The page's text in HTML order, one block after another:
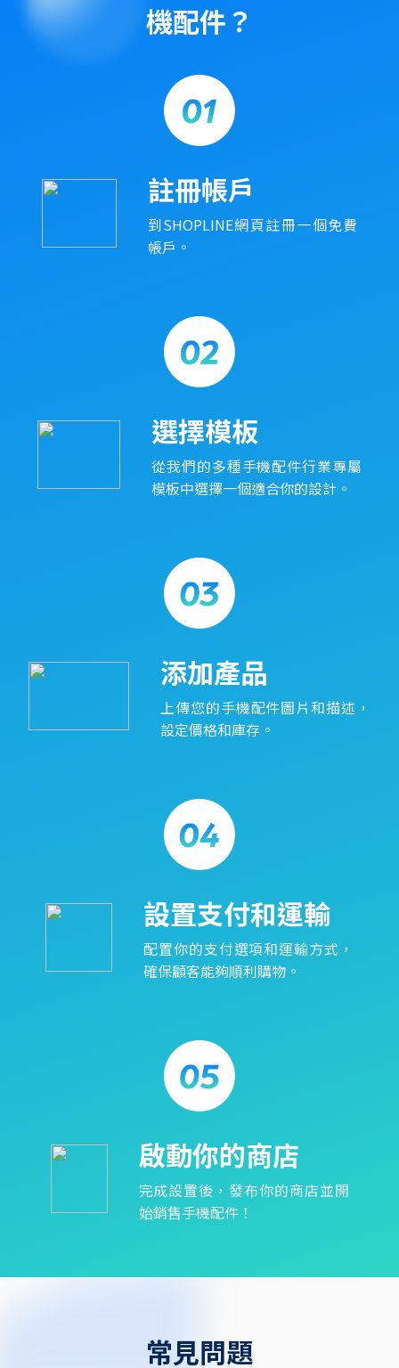
機配件？
註冊帳戶
到SHOPLINE網頁註冊一個免費
帳戶。
選擇模板
從我們的多種手機配件行業專屬
模板中選擇一個適合你的設計。
添加產品
上傳您的手機配件圖片和描述，
設定價格和庫存。
設置支付和運輸
配置你的支付選項和運輸方式，
確保顧客能夠順利購物。
啟動你的商店
完成設置後，發布你的商店並開
始銷售手機配件！
常見問題